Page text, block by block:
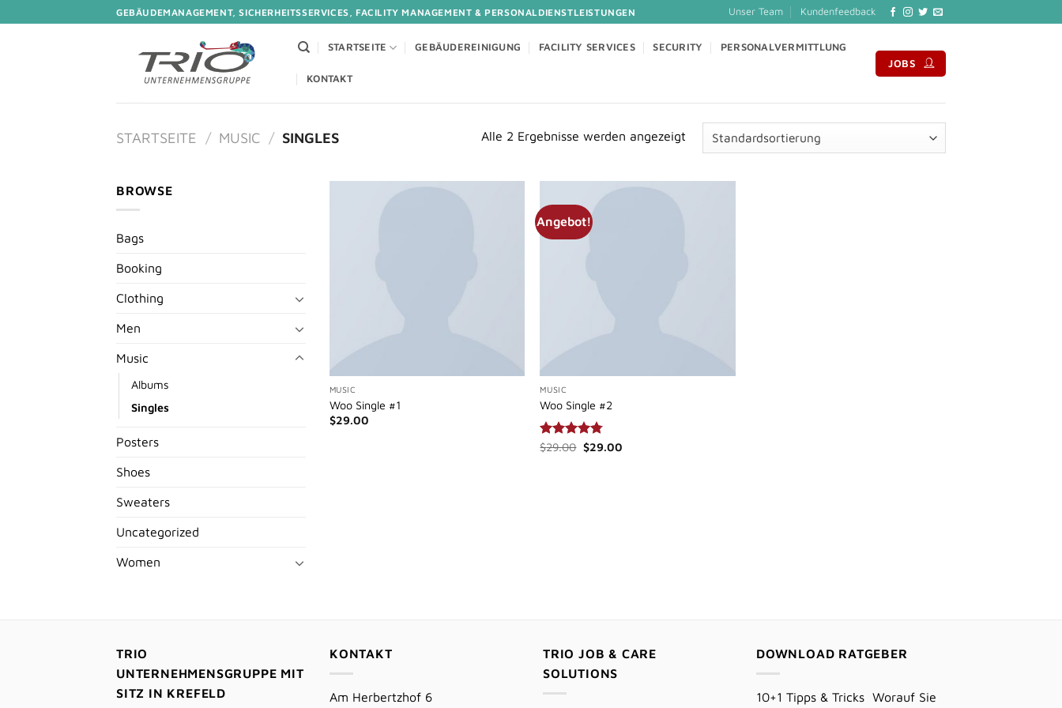
Inhalt
GEBÄUDEMANAGEMENT, SICHERHEITSSERVICES, FACILITY MANAGEMENT & PERSONALDIENSTLEISTUNGEN Unser Team Kundenfeedback
STARTSEITE GEBÄUDEREINIGUNG FACILITY SERVICES SECURITY PERSONALVERMITTLUNG
KONTAKT
JOBS
STARTSEITE / MUSIC / SINGLES Alle 2 Ergebnisse werden angezeigt
BROWSE
Bags
Booking
Clothing
Men
Music
Albums
Singles
Posters
Shoes
Sweaters
Uncategorized
Women
MUSIC
Woo Single #1
$29.00
Angebot!
MUSIC
Woo Single #2
Bewertet
$29.00 Ursprünglicher
Preis
$29.00Aktueller
TRIO
UNTERNEHMENSGRUPPE MIT
SITZ IN KREFELD
KONTAKT
Am Herbertzhof 6
TRIO JOB & CARE
SOLUTIONS
DOWNLOAD RATGEBER
10+1 Tipps & Tricks Worauf Sie